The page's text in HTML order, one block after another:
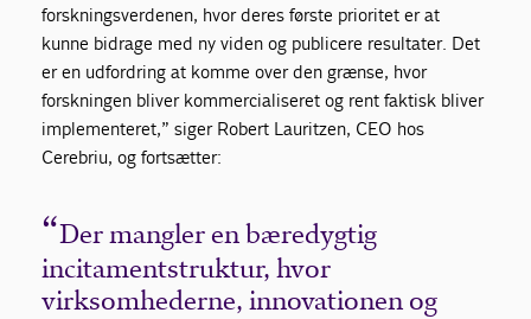
forskningsverdenen, hvor deres første prioritet er at
kunne bidrage med ny viden og publicere resultater. Det
er en udfordring at komme over den grænse, hvor
forskningen bliver kommercialiseret og rent faktisk bliver
implementeret,” siger Robert Lauritzen, CEO hos
Cerebriu, og fortsætter:
Der mangler en bæredygtig
incitamentstruktur, hvor
virksomhederne, innovationen og